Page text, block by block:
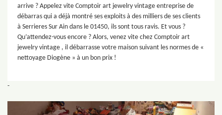
arrive ? Appelez vite Comptoir art jewelry vintage entreprise de
débarras qui a déjà montré ses exploits à des milliers de ses clients
à Serrieres Sur Ain dans le 01450, ils sont tous ravis. Et vous ?
Qu’attendez-vous encore ? Alors, venez vite chez Comptoir art
jewelry vintage , il débarrasse votre maison suivant les normes de «
nettoyage Diogène » à un bon prix !
-